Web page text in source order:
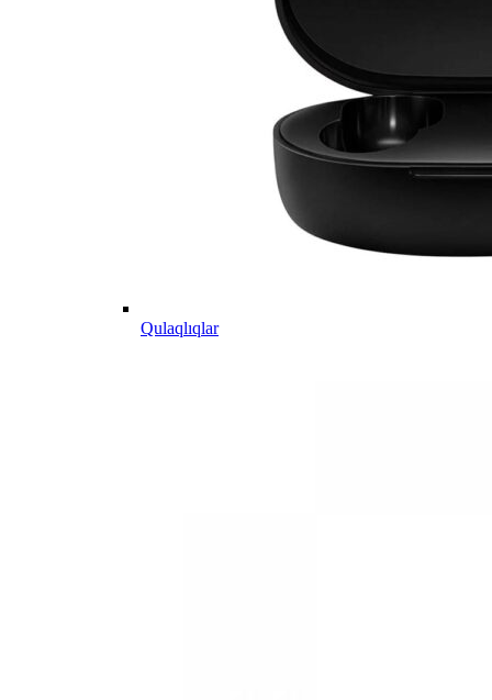
Qulaqlıqlar